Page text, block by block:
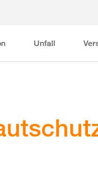
Unfall